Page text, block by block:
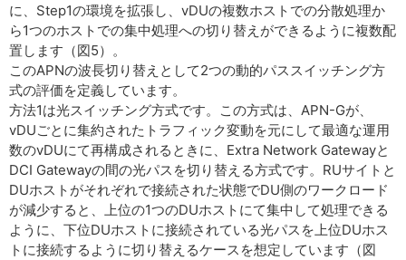
に、Step1の環境を拡張し、vDUの複数ホストでの分散処理か
ら1つのホストでの集中処理への切り替えができるように複数配
置します（図5）。
このAPNの波長切り替えとして2つの動的パススイッチング方
式の評価を定義しています。
方法1は光スイッチング方式です。この方式は、APN-Gが、
vDUごとに集約されたトラフィック変動を元にして最適な運用
数のvDUにて再構成されるときに、Extra Network Gatewayと
DCI Gatewayの間の光パスを切り替える方式です。RUサイトと
DUホストがそれぞれで接続された状態でDU側のワークロード
が減少すると、上位の1つのDUホストにて集中して処理できる
ように、下位DUホストに接続されている光パスを上位DUホス
トに接続するように切り替えるケースを想定しています（図